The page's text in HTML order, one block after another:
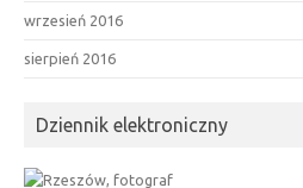
wrzesień 2016
sierpień 2016
Dziennik elektroniczny